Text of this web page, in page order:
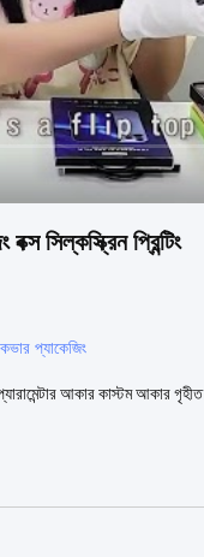
সিল্কস্ক্রিন প্রিন্টিং
প্যাকেজিং
আকার কাস্টম আকার